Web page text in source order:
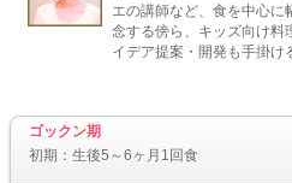
エの講師など、食を中心に
念する傍ら、キッズ向け料
イデア提案・開発も手掛け
ゴックン期
初期：生後5～6ヶ月1回食